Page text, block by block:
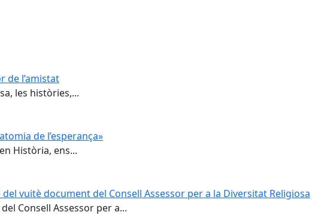
de l’amistat
les històries,...
de l’esperança»
Història, ens...
vuitè document del Consell Assessor per a la Diversitat Religiosa
Consell Assessor per a...